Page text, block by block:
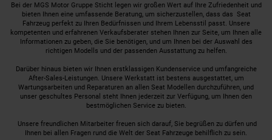
Bei der MGS Motor Gruppe Sticht legen wir großen Wert auf Ihre Zufriedenheit und
bieten Ihnen eine umfassende Beratung, um sicherzustellen, dass das Seat
Fahrzeug perfekt zu Ihren Bedürfnissen und Ihrem Lebensstil passt. Unsere
kompetenten und erfahrenen Verkaufsberater stehen Ihnen zur Seite, um Ihnen alle
Informationen zu geben, die Sie benötigen, und um Ihnen bei der Auswahl des
richtigen Modells und der passenden Ausstattung zu helfen.
Darüber hinaus bieten wir Ihnen erstklassigen Kundenservice und umfangreiche
After-Sales-Leistungen. Unsere Werkstatt ist bestens ausgestattet, um
Wartungsarbeiten und Reparaturen an allen Seat Modellen durchzuführen, und
unser geschultes Personal steht Ihnen jederzeit zur Verfügung, um Ihnen den
bestmöglichen Service zu bieten.
Unsere freundlichen Mitarbeiter freuen sich darauf, Sie begrüßen zu dürfen und
Ihnen bei allen Fragen rund die Welt der Seat Fahrzeuge behilflich zu sein.